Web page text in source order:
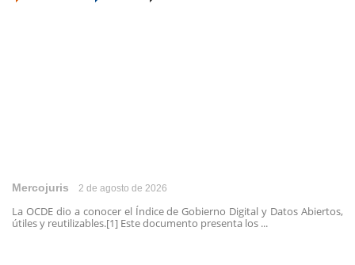
Mercojuris 2 de agosto de 2026
La OCDE dio a conocer el Índice de Gobierno Digital y Datos Abiertos,
útiles y reutilizables.[1] Este documento presenta los ...